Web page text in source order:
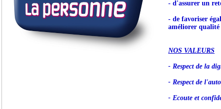
- d'assurer un
- de favoriser
améliorer
NOS VALEURS
- Respect de la
- Respect de
- Ecoute et